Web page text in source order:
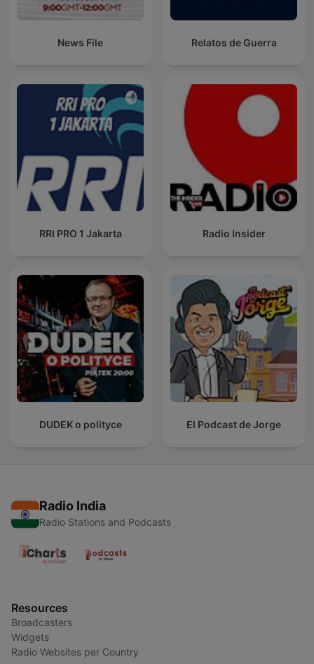
News File Relatos de Guerra
RRI PRO 1 Jakarta Radio Insider
DUDEK o polityce El Podcast de Jorge
Radio India
Radio Stations and Podcasts
Resources
Broadcasters
Widgets
Radio Websites per Country